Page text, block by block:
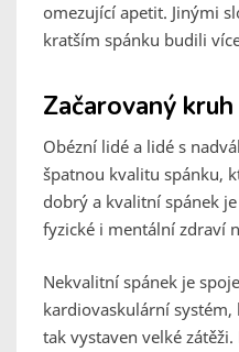
omezující apetit. Jinými
kratším spánku budili
Začarovaný kruh
Obézní lidé a lidé s
špatnou kvalitu spánku,
dobrý a kvalitní spánek
fyzické i mentální zdraví
Nekvalitní spánek je
kardiovaskulární
tak vystaven velké